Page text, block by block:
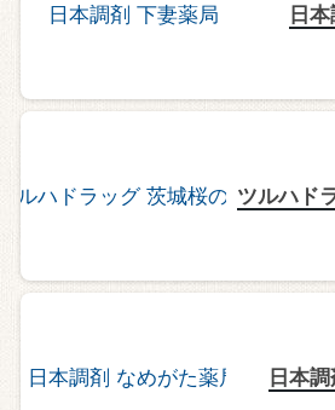
日
ツルハド
日本